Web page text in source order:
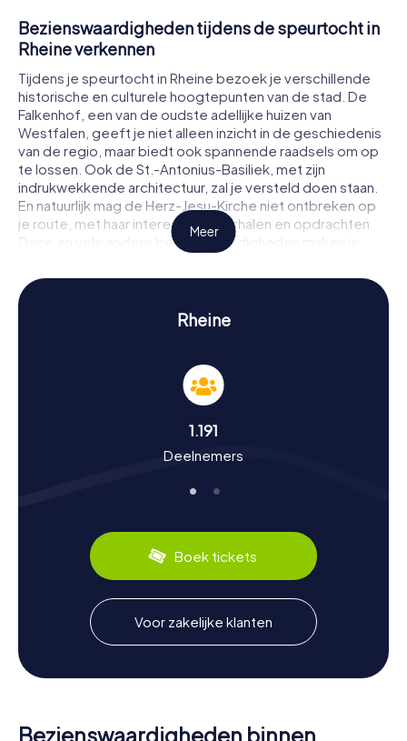
Bezienswaardigheden tijdens de speurtocht in
Rheine verkennen
Tijdens je speurtocht in Rheine bezoek je verschillende
historische en culturele hoogtepunten van de stad. De
Falkenhof, een van de oudste adellijke huizen van
Westfalen, geeft je niet alleen inzicht in de geschiedenis
van de regio, maar biedt ook spannende raadsels om op
te lossen. Ook de St.-Antonius-Basiliek, met zijn
indrukwekkende architectuur, zal je versteld doen staan.
En natuurlijk mag de Herz-Jesu-Kirche niet ontbreken op
je route, met haar interessante verhalen en opdrachten.
Deze en vele andere bezienswaardigheden maken je
speurtocht in Rheine tot een onvergetelijke ervaring.
Geschiedenis en cultuur tijdens de speurtocht
ook een reis door de rijke geschiedenis en cultuur van de
stad. Rheine werd al in het midden van het neolithicum
bewoond en heeft sindsdien veel historische
de industrialisatie sterk groeide door de textielindustrie?
Of dat twee prehistorische handelsroutes, de Hellweg en
speurtochten leer je dit soort interessante feiten en nog
specialiteiten. Probeer zeker het traditionele
Pumpernickel of de heerlijke Westfaalse ham, die je in
veel lokale restaurants kunt vinden.
Na de speurtocht in Rheine de omgeving
verkennen
Als je na je speurtocht in Rheine nog meer van de regio
wilt ontdekken, zijn er talloze mogelijkheden. Het
met zijn gezellige cafés en winkels is een bezoek waard.
Meer
Rheine
1.191
Deelnemers
Boek tickets
Voor zakelijke klanten
Bezienswaardigheden binnen